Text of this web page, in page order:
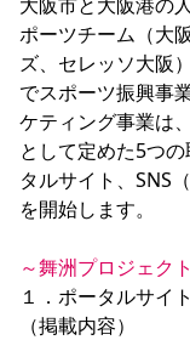
初めて観戦ガイド キ
観戦マナー&ルール
スタジアム
YANMAR HANASAKA
DAZNで観戦
アウェイツアー
アウェイツアー
サポートする
パートナー企業募集中
セレッソアイデアちょ
Lise（ライセンスビジ
サステナビリティ
サステナビリティポリ
スポーツクラブ
スポーツクラブ
ファンクラブ
SAKURA SOCIO
まいセレチケット 会
ニュース
ニュース
すべて チーム グッ
ホームタウン
パート
レディース
アカデミー
ポーツチーム（大
ズ、セレッソ大阪
でスポーツ振興事
ケティング事業は
として定めた5つ
タルサイト、SNS
を開始します。
～舞洲プロジェク
１．ポータルサイ
（掲載内容）